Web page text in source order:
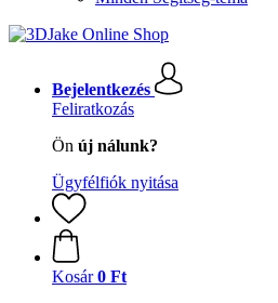
Bejelentkezés
Feliratkozás
Ön új nálunk?
Ügyfélfiók nyitása
Kosár 0 Ft